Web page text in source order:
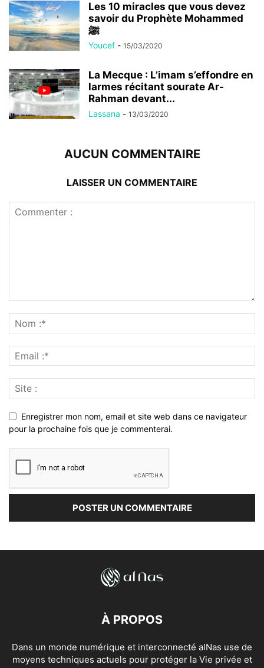
Les 10 miracles que vous devez
savoir du Prophète Mohammed
ﷺ
Youcef - 15/03/2020
La Mecque : L’imam s’effondre en
larmes récitant sourate Ar-
Rahman devant...
Lassana - 13/03/2020
AUCUN COMMENTAIRE
LAISSER UN COMMENTAIRE
Enregistrer mon nom, email et site web dans ce navigateur
pour la prochaine fois que je commenterai.
À PROPOS
Dans un monde numérique et interconnecté alNas use de
moyens techniques actuels pour protéger la Vie privée et